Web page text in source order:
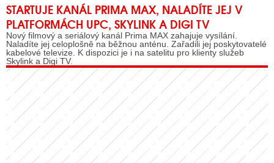
STARTUJE KANÁL PRIMA MAX, NALADÍTE JEJ V
PLATFORMÁCH UPC, SKYLINK A DIGI TV
Nový filmový a seriálový kanál Prima MAX zahajuje vysílání.
Naladíte jej celoplošně na běžnou anténu. Zařadili jej poskytovatelé
kabelové televize. K dispozici je i na satelitu pro klienty služeb
Skylink a Digi TV.